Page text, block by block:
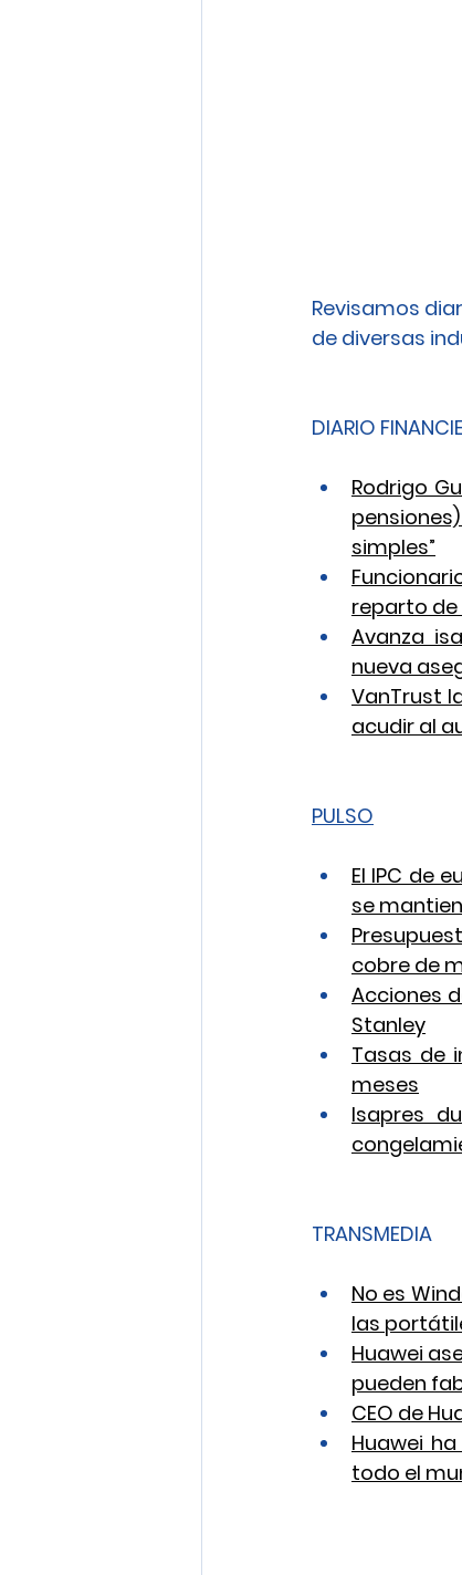
Revisamos
de diversas
DIARIO
Rodrigo
simples”
reparto
Avanza
nueva
VanTrust
acudir al
PULSO
El IPC de
se
cobre de
Acciones
Stanley
Tasas de
meses
Isapres
TRANSMEDIA
No es
las
Huawei
pueden
CEO de
Huawei
todo el